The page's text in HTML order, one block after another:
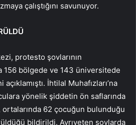
çalıştığını savunuyor.
protesto şovlarının
156 bölgede ve 143 üniversitede
İhtilal Muhafızları’na
yönelik şiddetin ön saflarında
ortalarında 62 çocuğun bulunduğu
bildirildi. Ayrıyeten şovlarda